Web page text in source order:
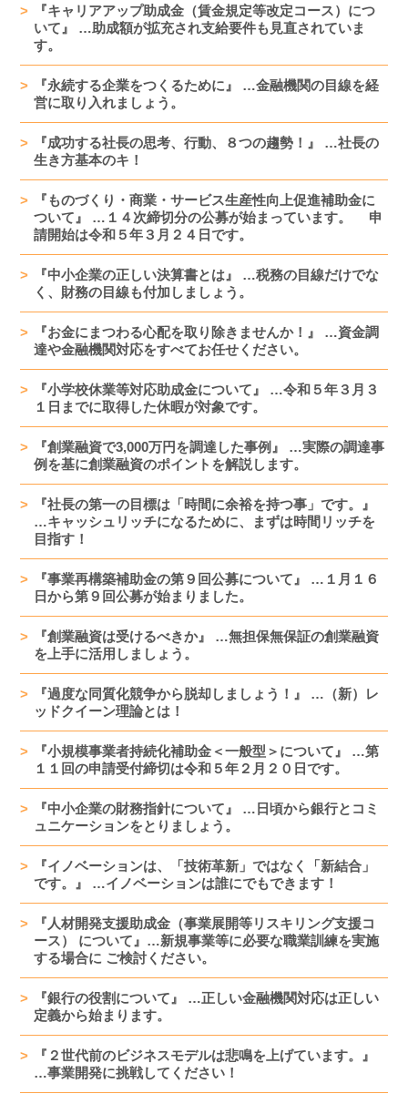
『キャリアアップ助成金（賃金規定等改定コース）につ
いて』 …助成額が拡充され支給要件も見直されていま
す。
『永続する企業をつくるために』 …金融機関の目線を経
営に取り入れましょう。
『成功する社長の思考、行動、８つの趨勢！』 …社長の
生き方基本のキ！
『ものづくり・商業・サービス生産性向上促進補助金に
ついて』 …１４次締切分の公募が始まっています。 申
請開始は令和５年３月２４日です。
『中小企業の正しい決算書とは』 …税務の目線だけでな
く、財務の目線も付加しましょう。
『お金にまつわる心配を取り除きませんか！』 …資金調
達や金融機関対応をすべてお任せください。
『小学校休業等対応助成金について』 …令和５年３月３
１日までに取得した休暇が対象です。
『創業融資で3,000万円を調達した事例』 …実際の調達事
例を基に創業融資のポイントを解説します。
『社長の第一の目標は「時間に余裕を持つ事」です。』
…キャッシュリッチになるために、まずは時間リッチを
目指す！
『事業再構築補助金の第９回公募について』 …１月１６
日から第９回公募が始まりました。
『創業融資は受けるべきか』 …無担保無保証の創業融資
を上手に活用しましょう。
『過度な同質化競争から脱却しましょう！』 …（新）レ
ッドクイーン理論とは！
『小規模事業者持続化補助金＜一般型＞について』 …第
１１回の申請受付締切は令和５年２月２０日です。
『中小企業の財務指針について』 …日頃から銀行とコミ
ュニケーションをとりましょう。
『イノベーションは、「技術革新」ではなく「新結合」
です。』 …イノベーションは誰にでもできます！
『人材開発支援助成金（事業展開等リスキリング支援コ
ース） について』…新規事業等に必要な職業訓練を実施
する場合に ご検討ください。
『銀行の役割について』 …正しい金融機関対応は正しい
定義から始まります。
『２世代前のビジネスモデルは悲鳴を上げています。』
…事業開発に挑戦してください！